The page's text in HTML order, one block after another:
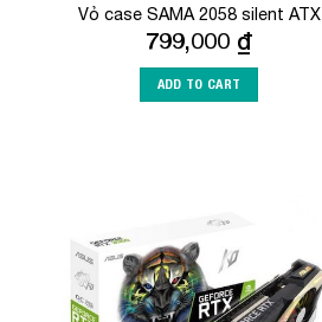
Vỏ case SAMA 2058 silent ATX
799,000 ₫
ADD TO CART
Wishlist